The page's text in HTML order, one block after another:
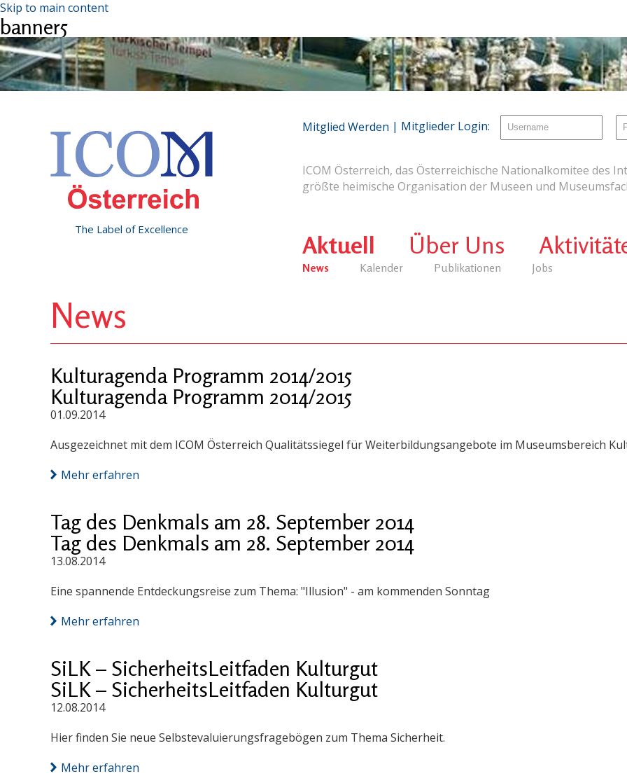
Skip to main content
banner5
The Label of Excellence
ICOM Österreich, das Österreichische Nationalkomitee des
größte heimische Organisation der Museen und
Aktuell
News Kalender Publikationen Jobs
Über Uns
Mitglied Werden | Mitglieder Login:
News
Kulturagenda Programm 2014/2015
Kulturagenda Programm 2014/2015
01.09.2014
Ausgezeichnet mit dem ICOM Österreich Qualitätssiegel für Weiterbildungsangebote im Museumsbereich
Mehr erfahren
Tag des Denkmals am 28. September 2014
Tag des Denkmals am 28. September 2014
13.08.2014
Eine spannende Entdeckungsreise zum Thema: "Illusion" - am kommenden Sonntag
Mehr erfahren
SiLK – SicherheitsLeitfaden Kulturgut
SiLK – SicherheitsLeitfaden Kulturgut
12.08.2014
Hier finden Sie neue Selbstevaluierungsfragebögen zum Thema Sicherheit.
Mehr erfahren